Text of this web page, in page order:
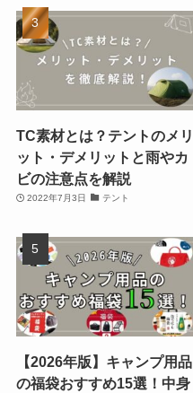
TC素材とは？テントのメリ
ット・デメリットと雨やカ
ビの注意点を解説
2022年7月3日 テント
【2026年版】キャンプ用品
の福袋おすすめ15選！中身